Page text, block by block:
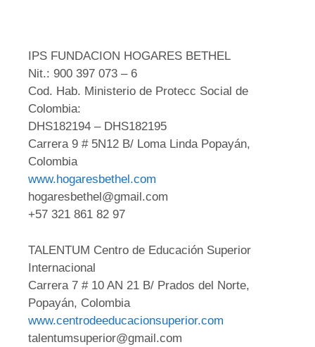
IPS FUNDACION HOGARES BETHEL
Nit.: 900 397 073 – 6
Cod. Hab. Ministerio de Protecc Social de
Colombia:
DHS182194 – DHS182195
Carrera 9 # 5N12 B/ Loma Linda Popayán,
Colombia
www.hogaresbethel.com
hogaresbethel@gmail.com
+57 321 861 82 97
TALENTUM Centro de Educación Superior
Internacional
Carrera 7 # 10 AN 21 B/ Prados del Norte,
Popayán, Colombia
www.centrodeeducacionsuperior.com
talentumsuperior@gmail.com